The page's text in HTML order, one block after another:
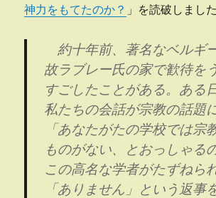
神力をもてたのか？ 」を読破しました
約十年前、著名なベルギ
故ラブレー氏の家で歓待を
すごしたことがある。ある
私たちの会話が宗教の話題
「あなたがたの学校では宗
ものがない、とおっしゃる
この高名な学者がたずねら
「ありません」という返事